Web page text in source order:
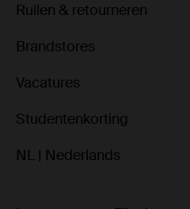
Ruilen & retourneren
Brandstores
Vacatures
Studentenkorting
NL | Nederlands